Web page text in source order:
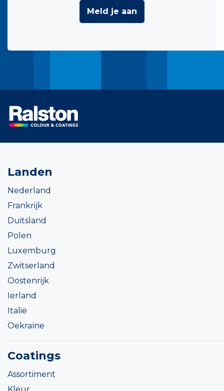
Meld je aan
Landen
Nederland
Frankrijk
Duitsland
Polen
Luxemburg
Zwitserland
Oostenrijk
Ierland
Italië
Oekraïne
Coatings
Assortiment
Kleur